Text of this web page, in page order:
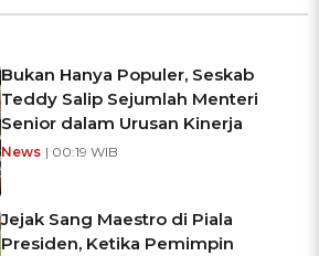
Bukan Hanya Populer, Seskab
Teddy Salip Sejumlah Menteri
Senior dalam Urusan Kinerja
News | 00:19 WIB
Jejak Sang Maestro di Piala
Presiden, Ketika Pemimpin